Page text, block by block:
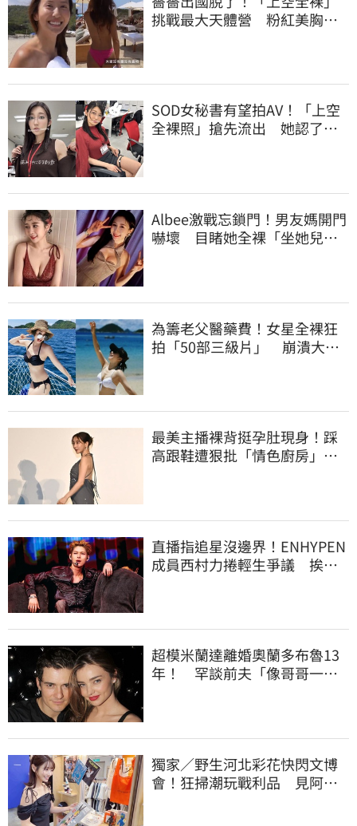
挑戰最大天體營 粉紅美胸被
SOD女秘書有望拍AV！「上空
全裸照」搶先流出 她認了：
Albee激戰忘鎖門！男友媽開門
嚇壞 目睹她全裸「坐她兒子
為籌老父醫藥費！女星全裸狂
拍「50部三級片」 崩潰大
最美主播裸背挺孕肚現身！踩
高跟鞋遭狠批「情色廚房」：
直播指追星沒邊界！ENHYPEN
成員西村力捲輕生爭議 挨
超模米蘭達離婚奧蘭多布魯13
年！ 罕談前夫「像哥哥一
獨家／野生河北彩花快閃文博
會！狂掃潮玩戰利品 見阿信